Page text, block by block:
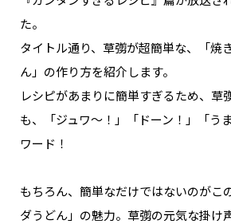
NAKAMA入会
CHIZULOG
FAQ
メールマガジン登録/解除
た。
タイトル通り、草彅が超簡単な、「焼
ん」の作り方を紹介します。
レシピがあまりに簡単すぎるため、草
も、「ジュワ〜！」「ドーン！」「う
ワード！
もちろん、簡単なだけではないのがこ
ダうどん」の魅力。草彅の元気な掛け